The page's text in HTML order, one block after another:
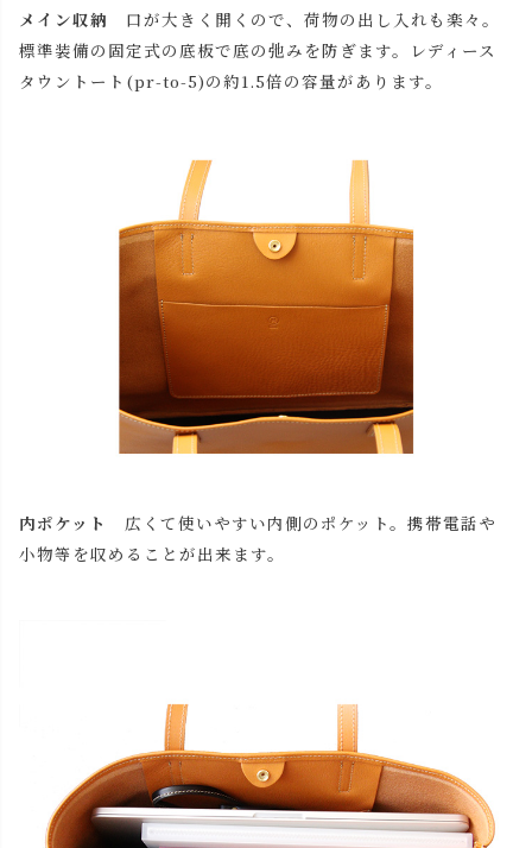
メイン収納 口が大きく開くので、荷物の出し入れも楽々。
標準装備の固定式の底板で底の弛みを防ぎます。レディース
タウントート(pr-to-5)の約1.5倍の容量があります。
内ポケット 広くて使いやすい内側のポケット。携帯電話や
小物等を収めることが出来ます。